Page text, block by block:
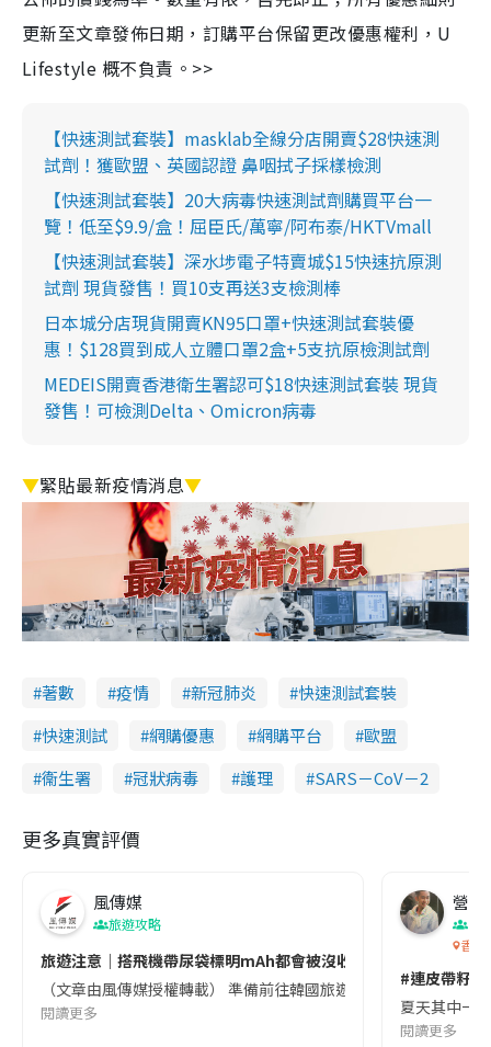
更新至文章發佈日期，訂購平台保留更改優惠權利，U
Lifestyle 概不負責。>>
【快速測試套裝】masklab全線分店開賣$28快速測
試劑！獲歐盟、英國認證 鼻咽拭子採樣檢測
【快速測試套裝】20大病毒快速測試劑購買平台一
覽！低至$9.9/盒！屈臣氏/萬寧/阿布泰/HKTVmall
【快速測試套裝】深水埗電子特賣城$15快速抗原測
試劑 現貨發售！買10支再送3支檢測棒
日本城分店現貨開賣KN95口罩+快速測試套裝優
惠！$128買到成人立體口罩2盒+5支抗原檢測試劑
MEDEIS開賣香港衛生署認可$18快速測試套裝 現貨
發售！可檢測Delta、Omicron病毒
▼緊貼最新疫情消息▼
著數 疫情 新冠肺炎
快速測試套裝
快速測試
網購優惠 網購平台
歐盟
衞生署
冠狀病毒 護理 SARS－CoV－2
更多真實評價
風傳媒
旅遊攻略
旅遊注意｜搭飛機帶尿袋標明mAh都會被沒收😱出發前切記檢查
（文章由風傳媒授權轉載） 準備前往韓國旅遊的民眾，近期要
閱讀更多
營養
香港
#連皮帶籽
夏天其中一
閱讀更多